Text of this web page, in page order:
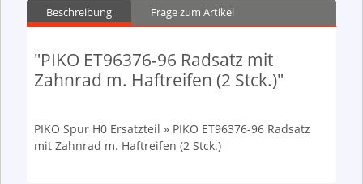
Beschreibung Frage zum Artikel
"PIKO ET96376-96 Radsatz mit
Zahnrad m. Haftreifen (2 Stck.)"
PIKO Spur H0 Ersatzteil » PIKO ET96376-96 Radsatz
mit Zahnrad m. Haftreifen (2 Stck.)